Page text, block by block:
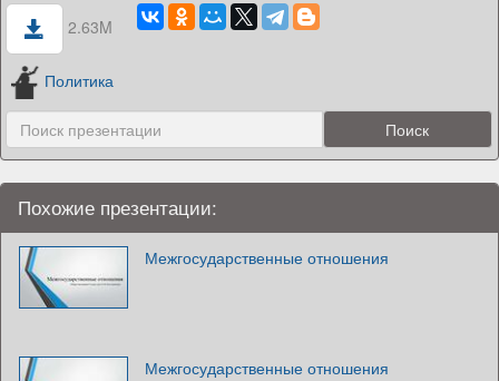
2.63M
Политика
Похожие презентации:
Межгосударственные отношения
Межгосударственные отношения